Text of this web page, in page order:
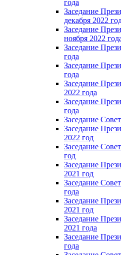
года
Заседание
декабря 2022
Заседание
ноября 2022
Заседание
года
Заседание
года
Заседание
2022 года
Заседание
года
Заседание
Заседание
2022 год
Заседание
год
Заседание
2021 год
Заседание
года
Заседание
2021 год
Заседание
2021 года
Заседание
года